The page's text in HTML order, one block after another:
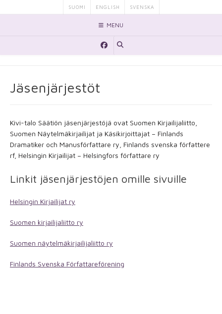
to
SUOMI ENGLISH SVENSKA
MENU
Jäsenjärjestöt
Kivi-talo Säätiön jäsenjärjestöjä ovat Suomen Kirjailijaliitto,
Suomen Näytelmäkirjailijat ja Käsikirjoittajat – Finlands
Dramatiker och Manusförfattare ry, Finlands svenska författere
rf, Helsingin Kirjailijat – Helsingfors författare ry
Linkit jäsenjärjestöjen omille sivuille
Helsingin Kirjailijat ry
Suomen kirjailijaliitto ry
Suomen näytelmäkirjailijaliitto ry
Finlands Svenska Författareförening